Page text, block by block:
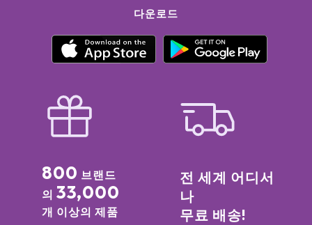
다운로드
800 브랜드
의 33,000
개 이상의 제품
전 세계 어디서
나
무료 배송!